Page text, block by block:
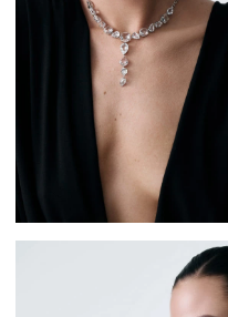
Слейв-браслет из
серебра Кристалл